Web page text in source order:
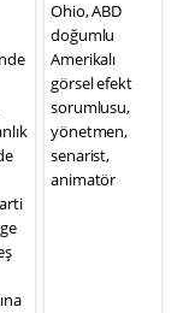
Ohio, ABD
doğumlu
Amerikalı
görsel efekt
sorumlusu,
yönetmen,
senarist,
animatör